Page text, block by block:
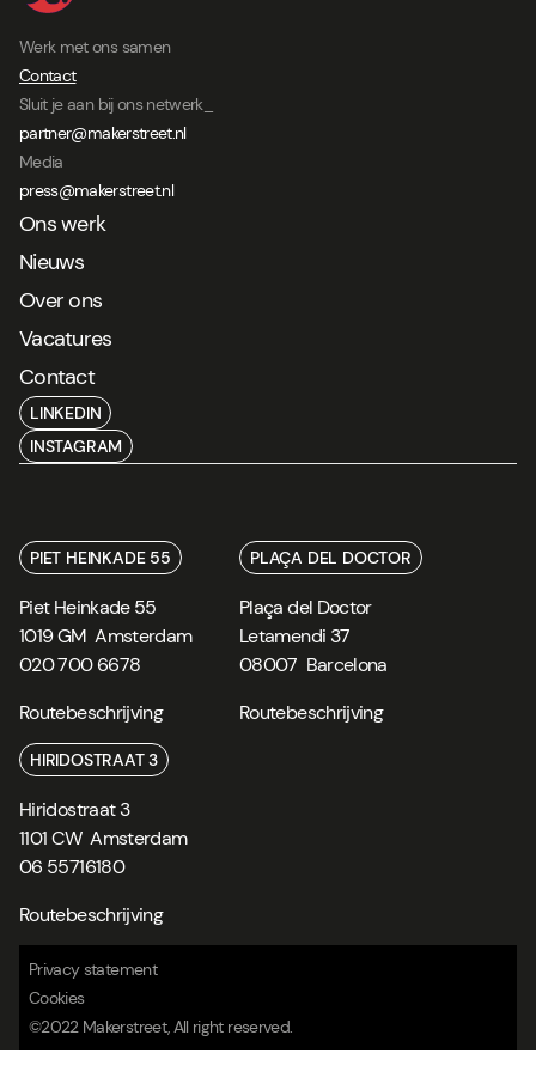
Werk met ons samen
Contact
Sluit je aan bij ons netwerk_
partner@makerstreet.nl
Media
press@makerstreet.nl
Ons werk
Nieuws
Over ons
Vacatures
Contact
LINKEDIN
INSTAGRAM
PIET HEINKADE 55
Piet Heinkade 55
1019 GM Amsterdam
020 700 6678
Routebeschrijving
PLAÇA DEL DOCTOR
Plaça del Doctor
Letamendi 37
08007 Barcelona
Routebeschrijving
HIRIDOSTRAAT 3
Hiridostraat 3
1101 CW Amsterdam
06 55716180
Routebeschrijving
Privacy statement
Cookies
©2022 Makerstreet, All right reserved.